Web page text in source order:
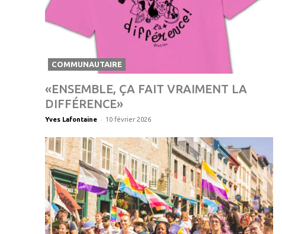
COMMUNAUTAIRE
«ENSEMBLE, ÇA FAIT VRAIMENT LA
DIFFÉRENCE»
Yves Lafontaine - 10 février 2026